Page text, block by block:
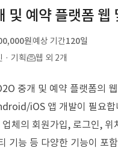
및 예약 플랫폼 웹
원예상 기간120일
· 기획
웹 외 2개
중개 및 예약 플랫폼의
iOS 앱 개발이 필요
체의 회원가입, 로그인,
기능 등 다양한 기능이 포